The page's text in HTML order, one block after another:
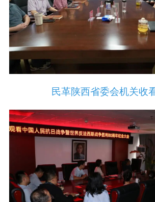
民革陕西省委会机关收